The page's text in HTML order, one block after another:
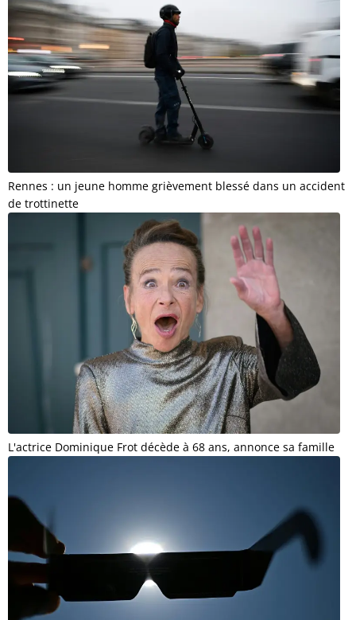
Rennes : un jeune homme grièvement blessé dans un accident
de trottinette
L'actrice Dominique Frot décède à 68 ans, annonce sa famille